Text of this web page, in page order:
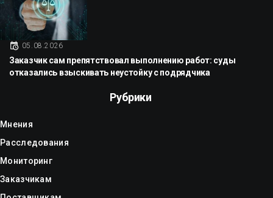
05.08.2026
Заказчик сам препятствовал выполнению работ: суды
отказались взыскивать неустойку с подрядчика
Рубрики
Мнения
Расследования
Мониторинг
Заказчикам